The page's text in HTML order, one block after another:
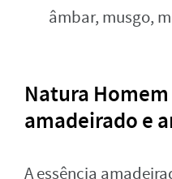
âmbar, musgo,
Natura
amadeirado e
A essência